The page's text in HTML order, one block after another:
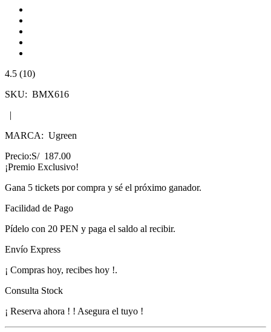
4.5 (10)
SKU: BMX616
|
MARCA: Ugreen
Precio:S/ 187.00
¡Premio Exclusivo!
Gana 5 tickets por compra y sé el próximo ganador.
Facilidad de Pago
Pídelo con 20 PEN y paga el saldo al recibir.
Envío Express
¡ Compras hoy, recibes hoy !.
Consulta Stock
¡ Reserva ahora ! ! Asegura el tuyo !